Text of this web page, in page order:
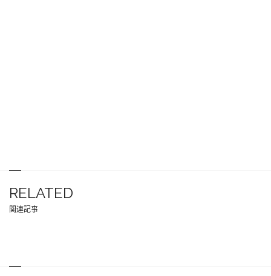
RELATED
関連記事